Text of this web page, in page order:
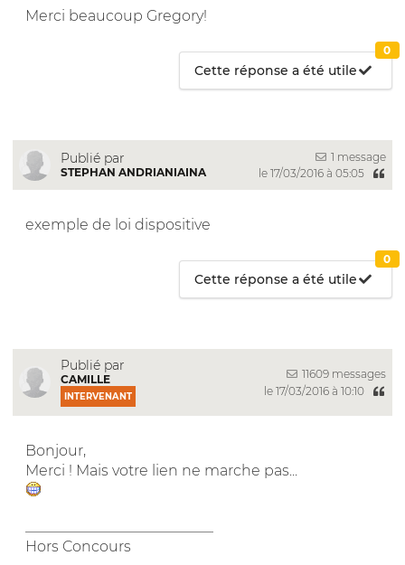
Merci beaucoup Gregory!
Cette réponse a été utile
0
Publié par
STEPHAN ANDRIANIAINA
1 message
le 17/03/2016 à 05:05
exemple de loi dispositive
Cette réponse a été utile
0
Publié par
CAMILLE
INTERVENANT
11609 messages
le 17/03/2016 à 10:10
Bonjour,
Merci ! Mais votre lien ne marche pas...
Hors Concours